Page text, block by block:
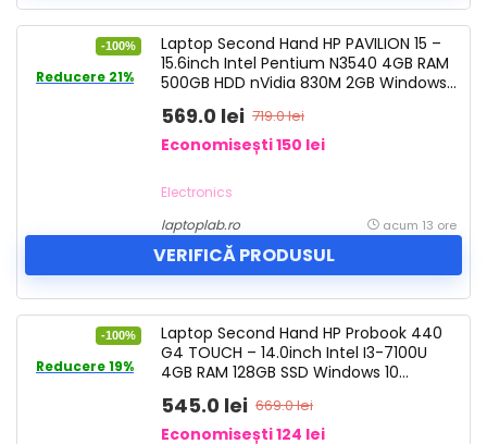
-100%
Reducere 21%
Laptop Second Hand HP PAVILION 15 –
15.6inch Intel Pentium N3540 4GB RAM
500GB HDD nVidia 830M 2GB Windows
10 Refurbished
569.0 lei 719.0 lei
Economisești 150 lei
Electronics
laptoplab.ro
acum 13 ore
VERIFICĂ PRODUSUL
-100%
Reducere 19%
Laptop Second Hand HP Probook 440
G4 TOUCH – 14.0inch Intel I3-7100U
4GB RAM 128GB SSD Windows 10
Refurbished
545.0 lei 669.0 lei
Economisești 124 lei